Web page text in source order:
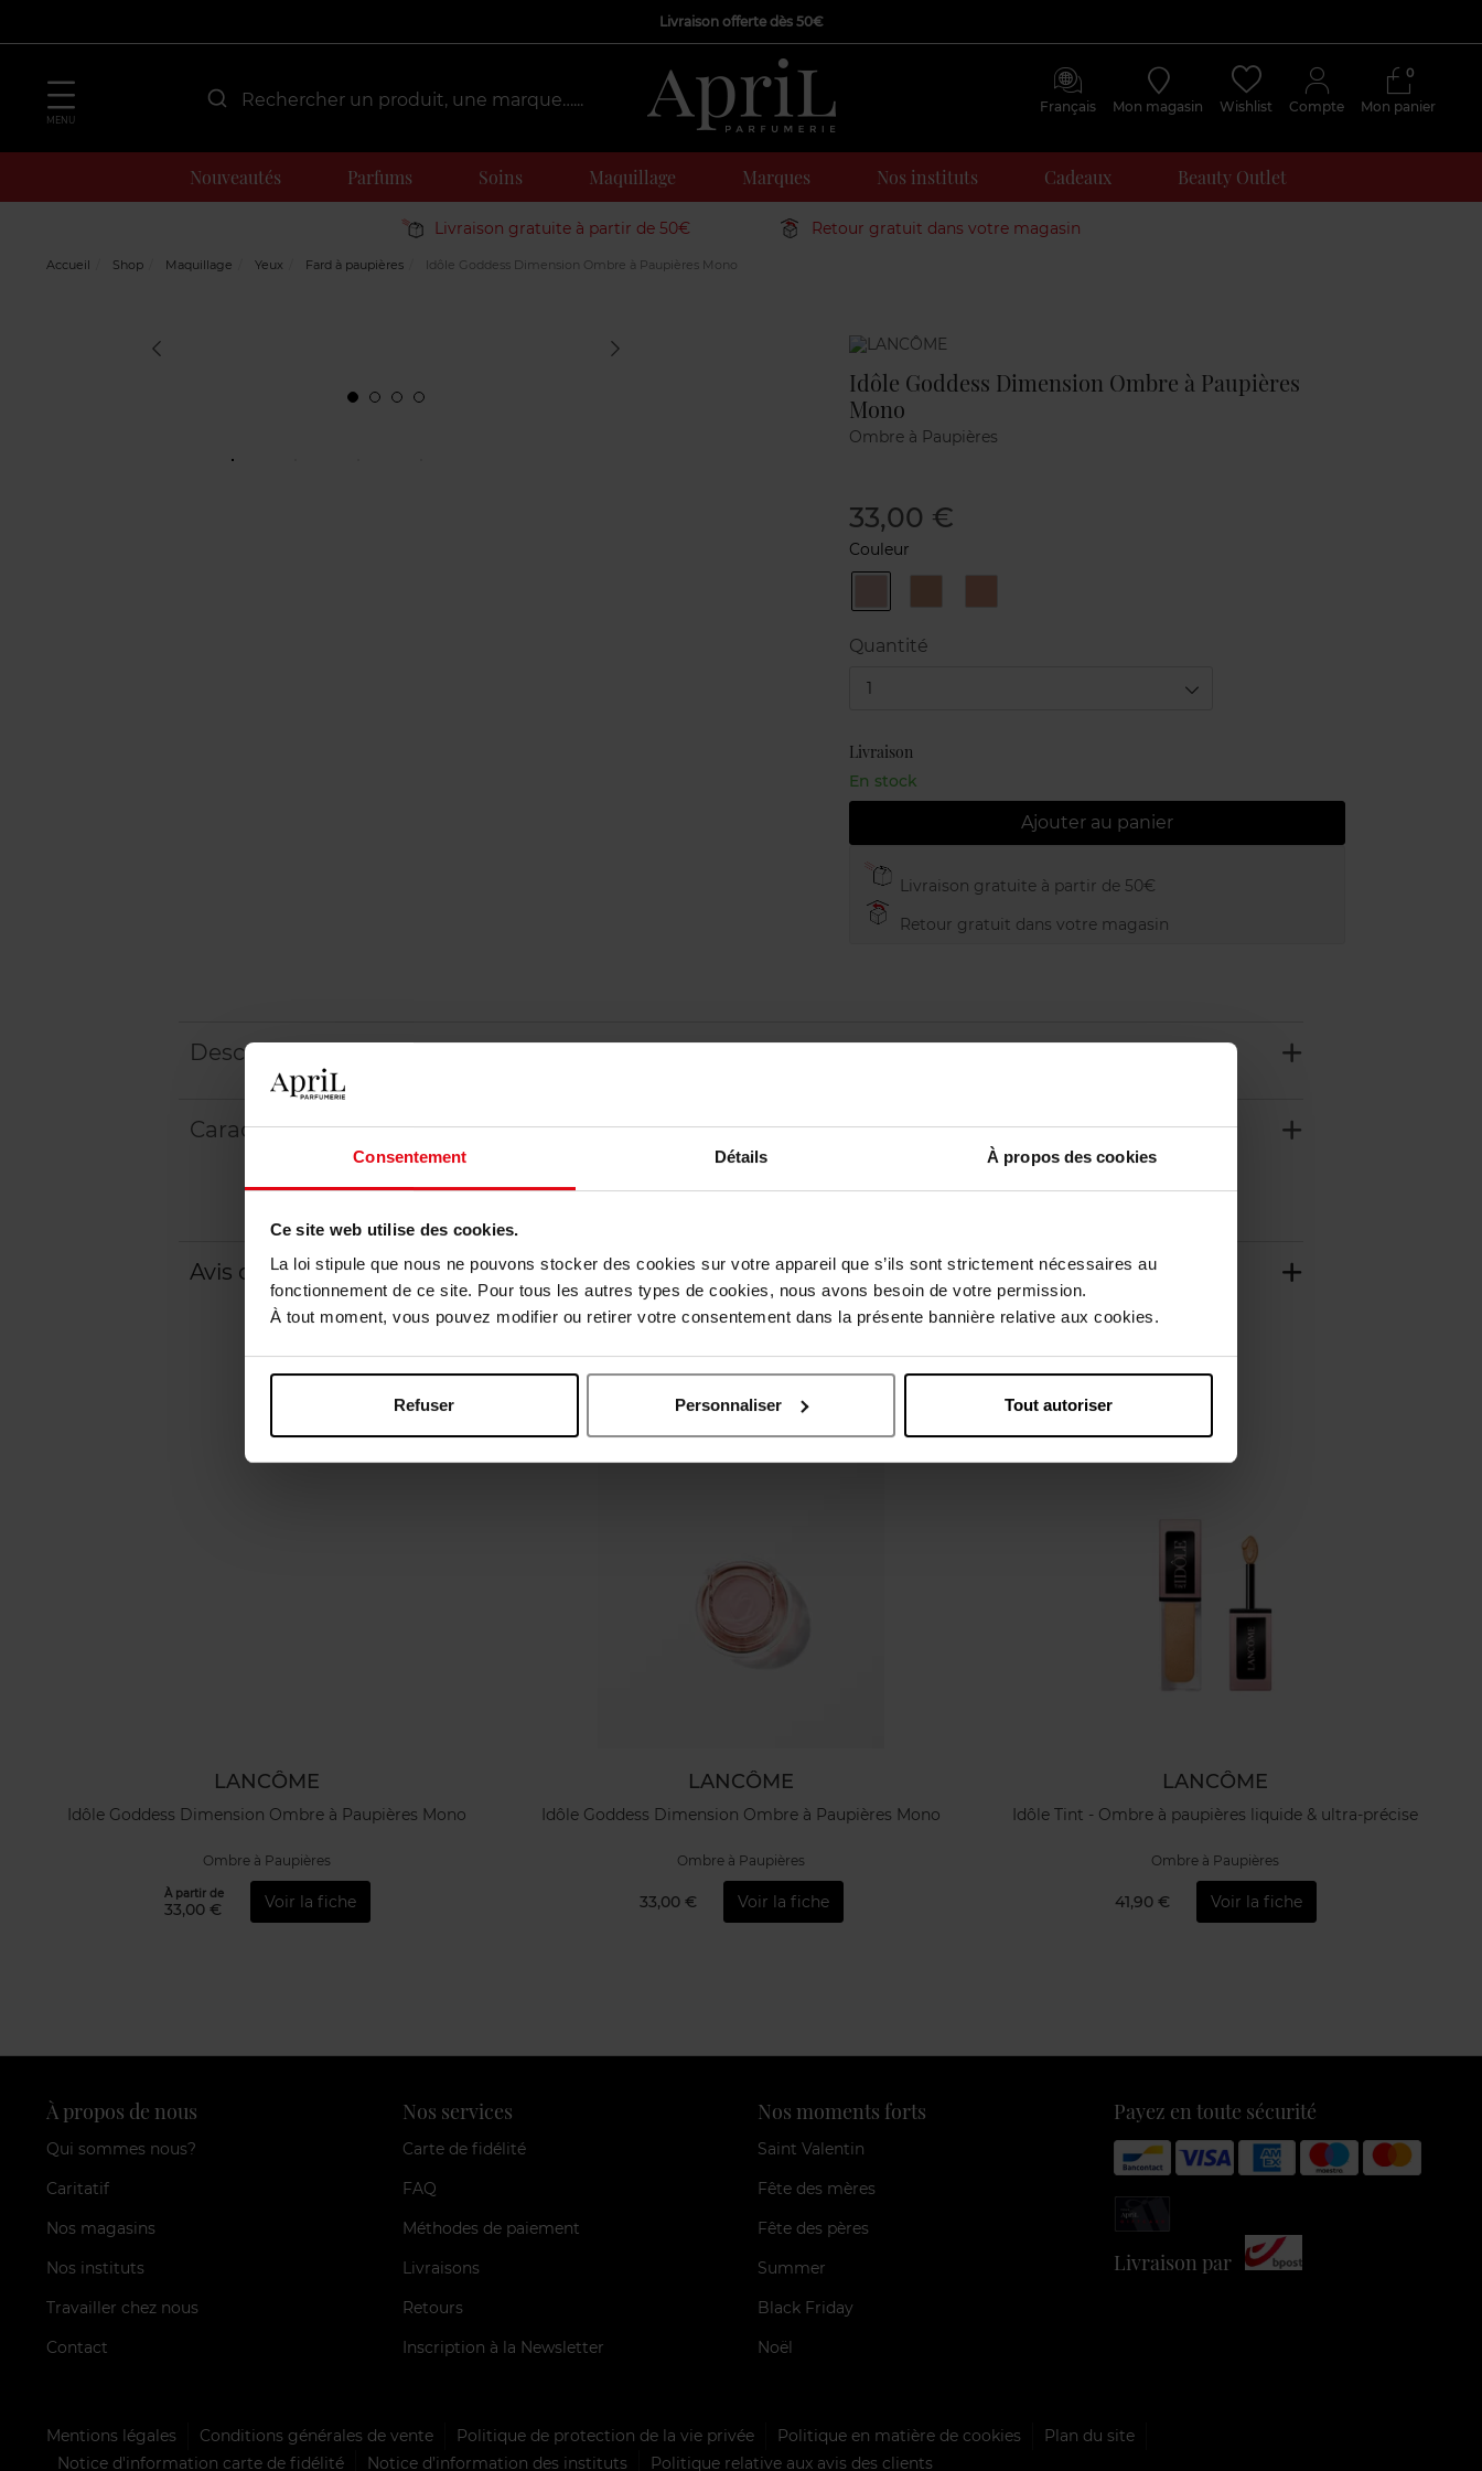
Consentement Détails À propos des cookies
Ce site web utilise des cookies.
La loi stipule que nous ne pouvons stocker des cookies sur votre appareil que s’ils sont strictement nécessaires au
fonctionnement de ce site. Pour tous les autres types de cookies, nous avons besoin de votre permission.
À tout moment, vous pouvez modifier ou retirer votre consentement dans la présente bannière relative aux cookies.
Refuser Personnaliser Tout autoriser
Livraison offerte dès 50€
MENU
Français Mon magasin Wishlist Compte Mon panier
0
Nouveautés Parfums Soins Maquillage Marques Nos instituts Cadeaux Beauty Outlet
Livraison gratuite à partir de 50€ Retour gratuit dans votre magasin
Accueil Shop Maquillage Yeux Fard à paupières Idôle Goddess Dimension Ombre à Paupières Mono
Marque
clients
Idôle Goddess Dimension Ombre à Paupières
Mono
Ombre à Paupières
33,00 €
Couleur
-
Moonrise​
-
Beige​
-
Quantité
1
Livraison
En stock
Ajouter au panier
Livraison gratuite à partir de 50€
Retour gratuit dans votre magasin
Description
Caractéristiques
Avis client Politique relative aux avis des clients
Oublié quelque chose ?
LANCÔME
Idôle Goddess Dimension Ombre à Paupières Mono
Ombre à Paupières
À partir de
33,00 € Voir la fiche
LANCÔME
Idôle Goddess Dimension Ombre à Paupières Mono
Ombre à Paupières
33,00 € Voir la fiche
LANCÔME
Idôle Tint - Ombre à paupières liquide & ultra-précise
Ombre à Paupières
41,90 € Voir la fiche
À propos de nous
Qui sommes nous?
Caritatif
Nos magasins
Nos instituts
Travailler chez nous
Contact
Nos services
Carte de fidélité
FAQ
Méthodes de paiement
Livraisons
Retours
Inscription à la Newsletter
Nos moments forts
Saint Valentin
Fête des mères
Fête des pères
Summer
Black Friday
Noël
Payez en toute sécurité
Livraison par
Mentions légales Conditions générales de vente Politique de protection de la vie privée Politique en matière de cookies
Plan du site
Notice d'information carte de fidélité
Notice d’information des instituts Politique relative aux avis des clients